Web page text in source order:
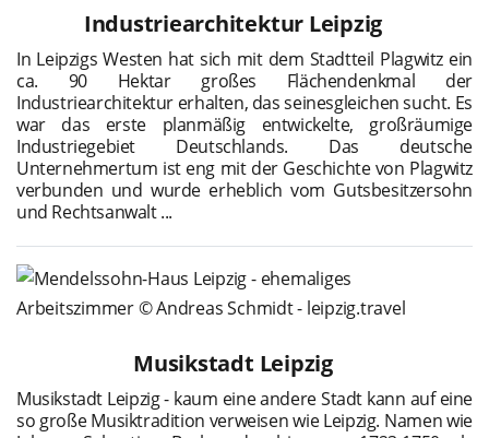
Industriearchitektur Leipzig
In Leipzigs Westen hat sich mit dem Stadtteil Plagwitz ein
ca. 90 Hektar großes Flächendenkmal der
Industriearchitektur erhalten, das seinesgleichen sucht. Es
war das erste planmäßig entwickelte, großräumige
Industriegebiet Deutschlands. Das deutsche
Unternehmertum ist eng mit der Geschichte von Plagwitz
verbunden und wurde erheblich vom Gutsbesitzersohn
und Rechtsanwalt ...
Musikstadt Leipzig
Musikstadt Leipzig - kaum eine andere Stadt kann auf eine
so große Musiktradition verweisen wie Leipzig. Namen wie